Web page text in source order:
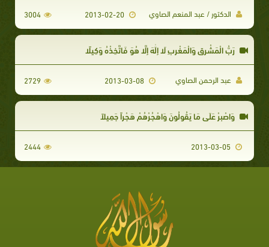
الدكتور / عبد المنعم الصاوي 3004
رَبُّ الْمَشْرِقِ وَالْمَغْرِبِ لَا إِلَٰهَ إِلَّا هُوَ فَاتَّخِذْهُ وَكِيلًا
عبد الرحمن الصاوي 2729
وَاصْبِرْ عَلَى مَا يَقُولُونَ وَاهْجُرْهُمْ هَجْراً جَمِيلاً
2444